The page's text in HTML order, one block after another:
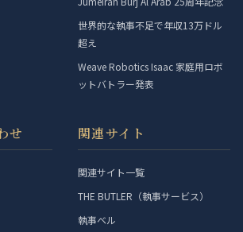
世界的な執事不足で年収13万ドル
超え
Weave Robotics Isaac 家庭用ロボ
ットバトラー発表
せ 関連サイト
関連サイト一覧
THE BUTLER（執事サービス）
執事ベル